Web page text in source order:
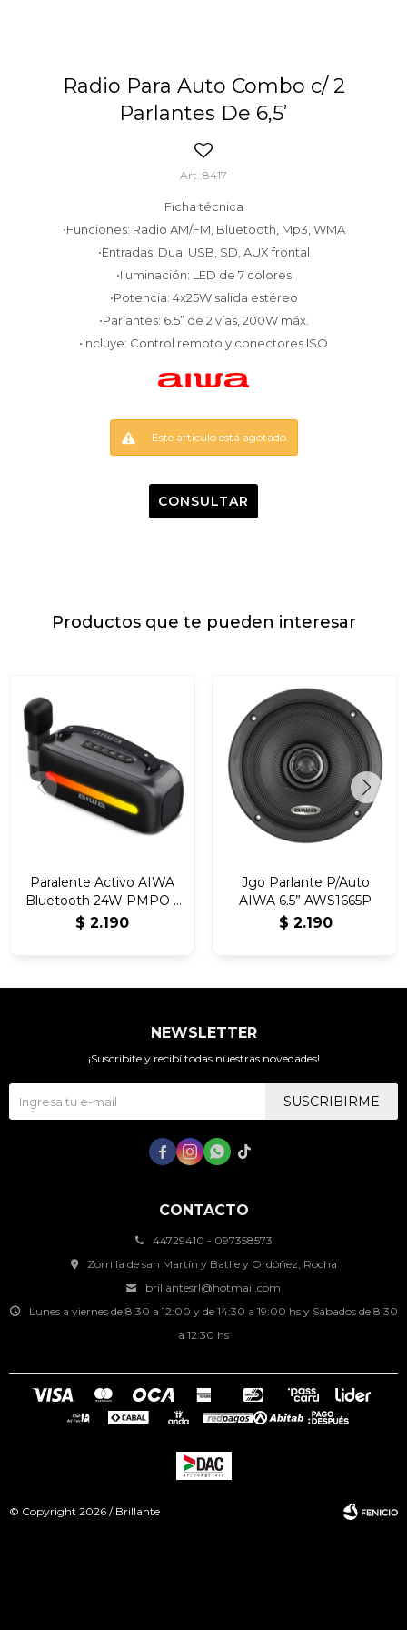
Radio Para Auto Combo c/ 2
Parlantes De 6,5’
8417
Ficha técnica
•Funciones: Radio AM/FM, Bluetooth, Mp3, WMA
•Entradas: Dual USB, SD, AUX frontal
•Iluminación: LED de 7 colores
•Potencia: 4x25W salida estéreo
•Parlantes: 6.5” de 2 vías, 200W máx.
•Incluye: Control remoto y conectores ISO
Este artículo está agotado.
CONSULTAR
Productos que te pueden interesar
Paralente Activo AIWA
Bluetooth 24W PMPO |
USB | FM | Karaoke |
$ 2.190
Jgo Parlante P/Auto
AIWA 6.5” AWS1665P
$ 2.190
CONTACTO
44729410 - 097358573
Zorrilla de san Martín y Batlle y Ordóñez, Rocha
brillantesrl@hotmail.com
Lunes a viernes de 8:30 a 12:00 y de 14:30 a 19:00 hs y Sábados de 8:30
a 12:30 hs
NEWSLETTER
¡Suscribite y recibí todas nuestras novedades!
SUSCRIBIRME
   
© Copyright 2026 / Brillante